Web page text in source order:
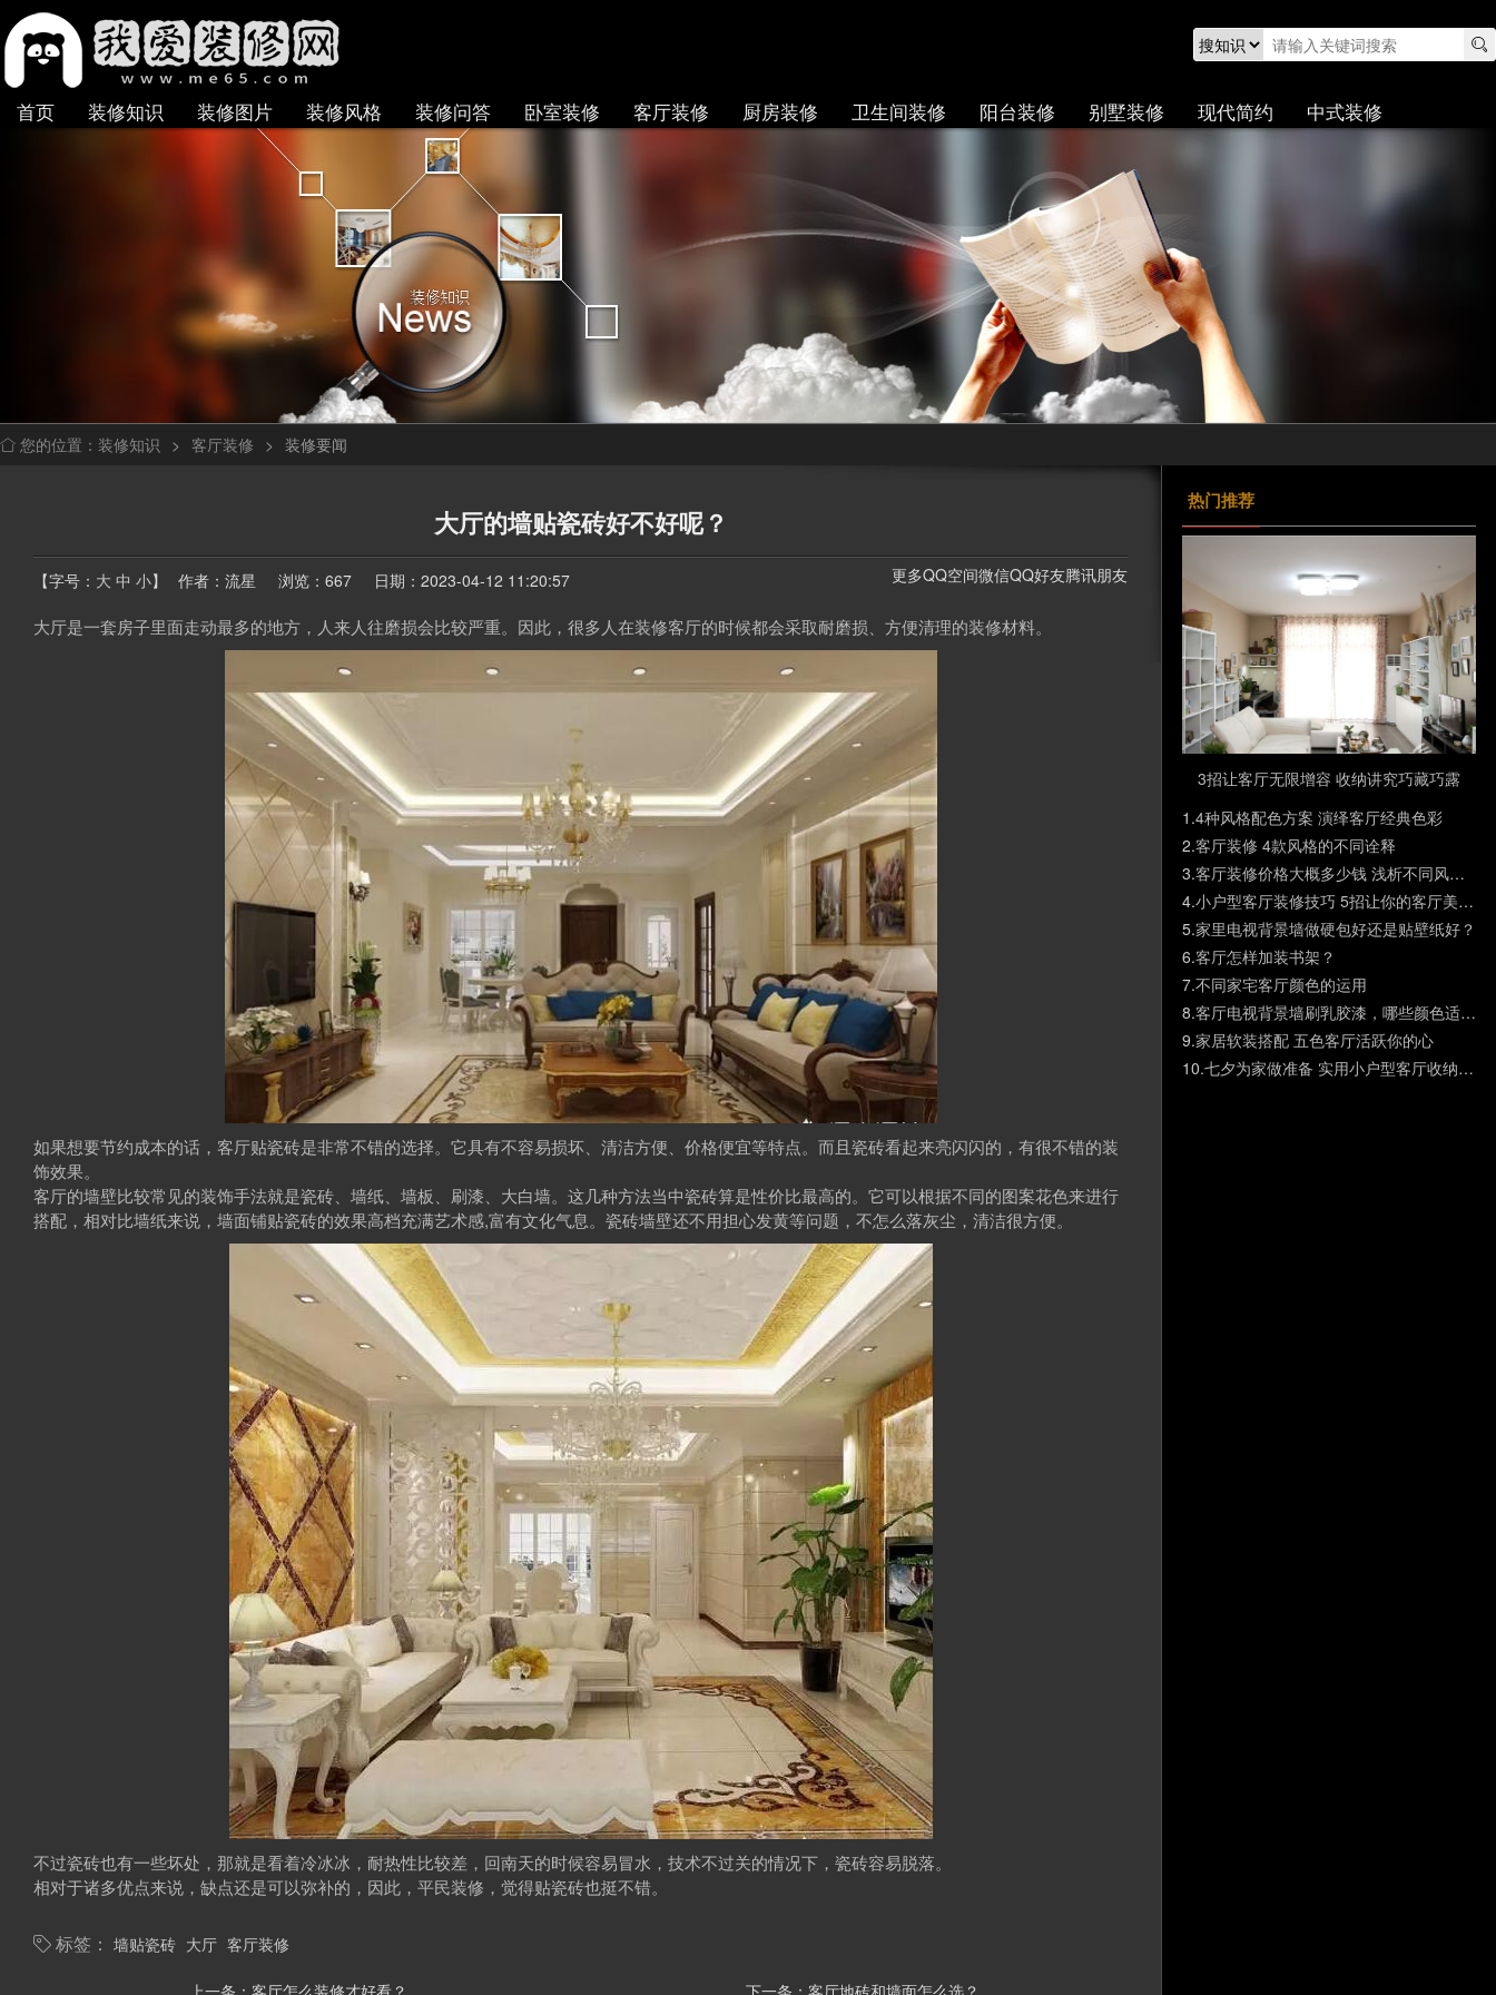
首页 装修知识 装修图片 装修风格 装修问答 卧室装修 客厅装修 厨房装修 卫生间装修 阳台装修 别墅装修 现代简约 中式装修
您的位置： 装修知识 > 客厅装修 > 装修要闻
大厅的墙贴瓷砖好不好呢？
更多QQ空间微信QQ好友腾讯朋友
【字号： 大 中 小】 作者：流星 浏览：667 日期：2023-04-12 11:20:57
大厅是一套房子里面走动最多的地方，人来人往磨损会比较严重。因此，很多人在装修客厅的时候都会采取耐磨损、方便清理的装修材料。
如果想要节约成本的话，客厅贴瓷砖是非常不错的选择。它具有不容易损坏、清洁方便、价格便宜等特点。而且瓷砖看起来亮闪闪的，有很不错的装
饰效果。
客厅的墙壁比较常见的装饰手法就是瓷砖、墙纸、墙板、刷漆、大白墙。这几种方法当中瓷砖算是性价比最高的。它可以根据不同的图案花色来进行
搭配，相对比墙纸来说，墙面铺贴瓷砖的效果高档充满艺术感,富有文化气息。瓷砖墙壁还不用担心发黄等问题，不怎么落灰尘，清洁很方便。
不过瓷砖也有一些坏处，那就是看着冷冰冰，耐热性比较差，回南天的时候容易冒水，技术不过关的情况下，瓷砖容易脱落。
相对于诸多优点来说，缺点还是可以弥补的，因此，平民装修，觉得贴瓷砖也挺不错。
标签： 墙贴瓷砖 大厅 客厅装修
上一条：客厅怎么装修才好看？ 下一条： 客厅地砖和墙面怎么选？
热门推荐
3招让客厅无限增容 收纳讲究巧藏巧露
1.4种风格配色方案 演绎客厅经典色彩
2.客厅装修 4款风格的不同诠释
3.客厅装修价格大概多少钱 浅析不同风格的客厅报价
4.小户型客厅装修技巧 5招让你的客厅美观又实用
5.家里电视背景墙做硬包好还是贴壁纸好？
6.客厅怎样加装书架？
7.不同家宅客厅颜色的运用
8.客厅电视背景墙刷乳胶漆，哪些颜色适合现代简约风格？
9.家居软装搭配 五色客厅活跃你的心
10.七夕为家做准备 实用小户型客厅收纳五步走